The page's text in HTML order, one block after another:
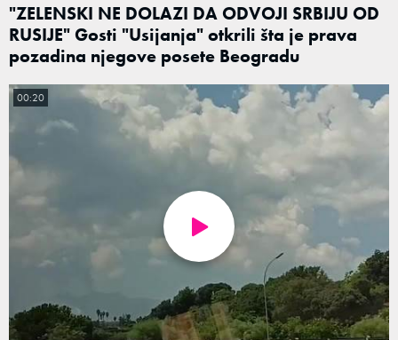
"ZELENSKI NE DOLAZI DA ODVOJI SRBIJU OD
RUSIJE" Gosti "Usijanja" otkrili šta je prava
pozadina njegove posete Beogradu
00:20